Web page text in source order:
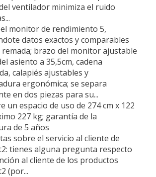
ventilador minimiza el ruido
monitor de rendimiento 5,
datos exactos y comparables
remada; brazo del monitor ajustable
asiento a 35,5cm, cadena
calapiés ajustables y
ergonómica; se separa
en dos piezas para su...
un espacio de uso de 274 cm x 122
227 kg; garantía de la
de 5 años
sobre el servicio al cliente de
tienes alguna pregunta respecto
al cliente de los productos
(por...